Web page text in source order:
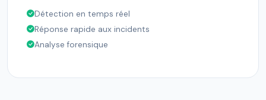
Détection en temps réel
Réponse rapide aux incidents
Analyse forensique